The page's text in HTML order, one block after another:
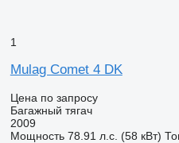
1
Mulag Comet 4 DK
Цена по запросу
Багажный тягач
2009
Мощность 78.91 л.с. (58 кВт)